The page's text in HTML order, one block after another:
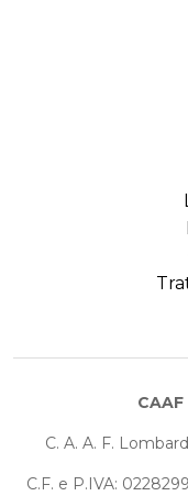
C. A. A. F.
C.F. e P.IVA: